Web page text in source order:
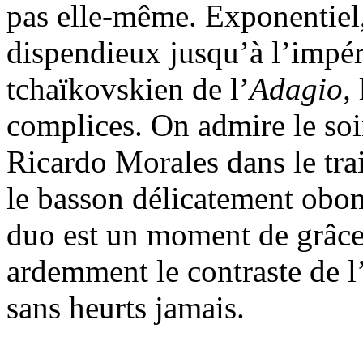
pas elle-même.
dispendieux jusqu’à
tchaïkovskien de l’Adagio,
complices. On admire le
Ricardo Morales dans le
le basson délicatement
duo est un moment de
ardemment le contraste de
sans heurts jamais.